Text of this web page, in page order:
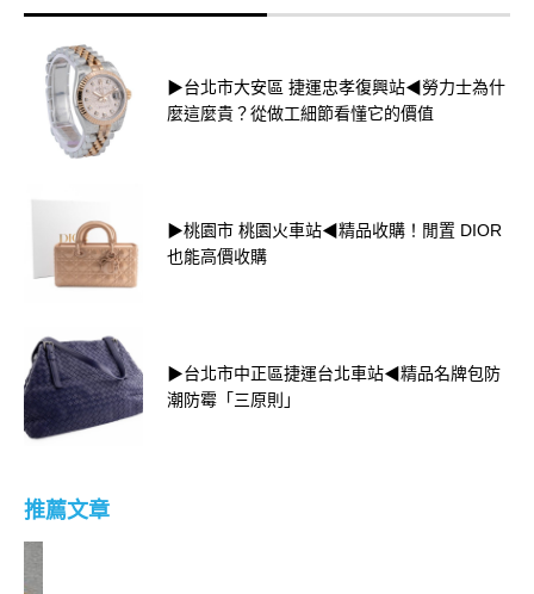
▶台北市大安區 捷運忠孝復興站◀勞力士為什
麼這麼貴？從做工細節看懂它的價值
▶桃園市 桃園火車站◀精品收購！閒置 DIOR
也能高價收購
▶台北市中正區捷運台北車站◀精品名牌包防
潮防霉「三原則」
推薦文章